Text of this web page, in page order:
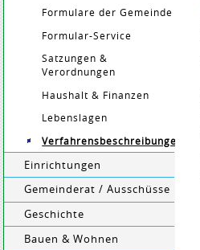
Formulare der Gemeinde
Formular-Service
Satzungen &
Verordnungen
Haushalt & Finanzen
Lebenslagen
Verfahrensbeschreibungen
Einrichtungen
Gemeinderat / Ausschüsse
Geschichte
Bauen & Wohnen